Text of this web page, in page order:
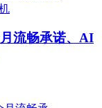
流畅承诺、AI